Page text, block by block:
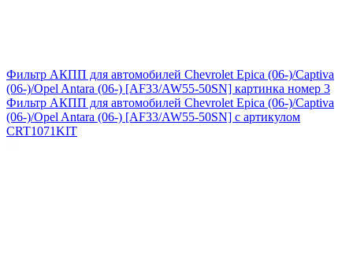
Фильтр АКПП для автомобилей Chevrolet Epica (06-)/Captiva
(06-)/Opel Antara (06-) [AF33/AW55-50SN] картинка номер 3
Фильтр АКПП для автомобилей Chevrolet Epica (06-)/Captiva
(06-)/Opel Antara (06-) [AF33/AW55-50SN] с артикулом
CRT1071KIT